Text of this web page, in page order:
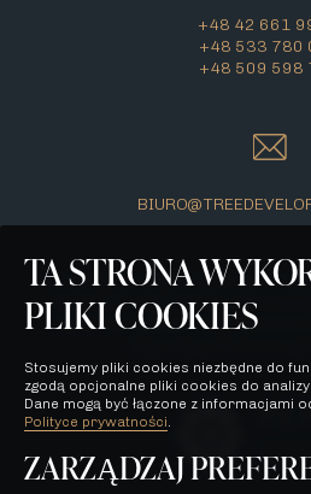
+48 42 661
+48 533 780
+48 509 598
Wszelkie prezentowane na
charakter poglądowy i stanowią
zawarcia umowy, o której mowa
TA STRONA
PLIKI COOKIES
Stosujemy pliki cookies niezbędne do
zgodą opcjonalne pliki cookies do
Dane mogą być łączone z informacjami
Polityce prywatności
ZARZĄDZAJ